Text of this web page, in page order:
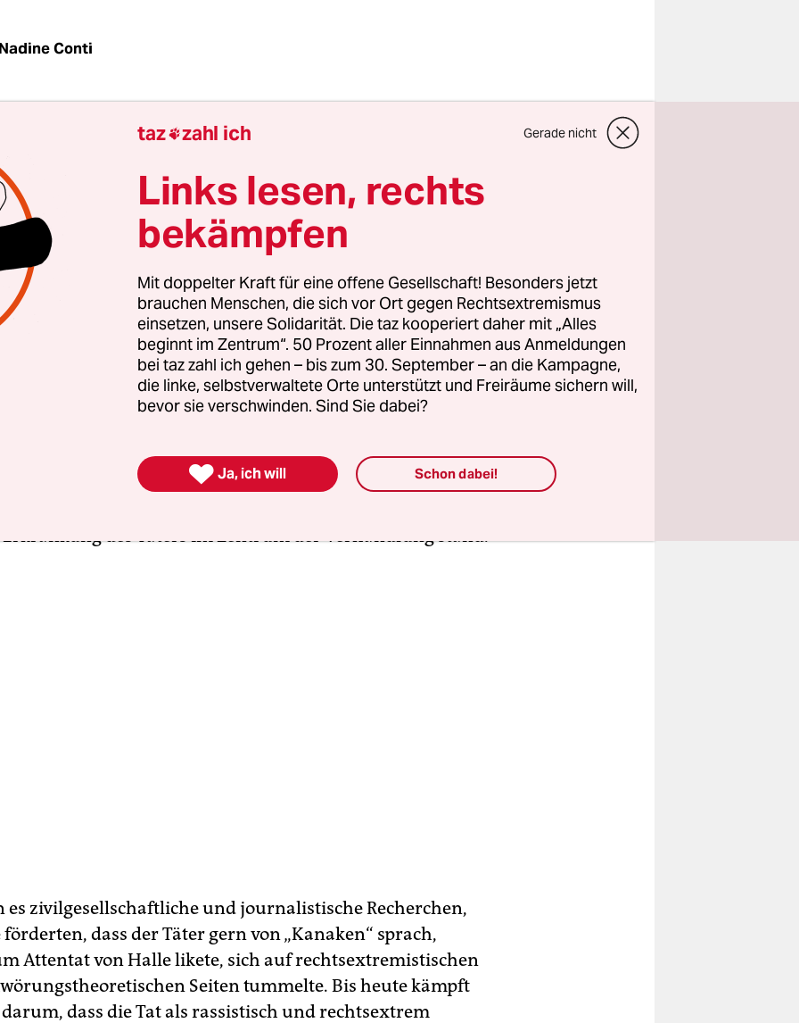
Nadine Conti
Sie endlich, dass das ein Nazi war!“, fordert Kochar Khidir
auf. Gemeint ist der Mann, der vor drei Jahren
Sohn
Arkan Hussein Khalaf
in der Celler Innenstadt
„Wenn mein Sohn blonde Haare gehabt hätte, würde er
waren 15 andere Leute an dieser Fußgängerampel, die
hat. Da war der Taxifahrer, mit dem er vor der Tat
herum gefahren ist. Bei keinem von denen hat er das
der Tasche gezogen. Nur bei meinem Sohn. Obwohl die sich
längst verurteilt und auf unbestimmte Zeit in die
eingewiesen, doch für die Familie ist es damit nicht getan.
des Täters keine Rolle spielen sollte – als die Polizei schon
Tat verlauten ließ, es gäbe keine Hinweise auf ein
Erkrankung des Täters im Zentrum der Verhandlung stand.
es zivilgesellschaftliche und journalistische Recherchen,
förderten, dass der Täter gern von „Kanaken“ sprach,
Attentat von Halle likete, sich auf rechtsextremistischen
Seiten tummelte. Bis heute kämpft
dass die Tat als rassistisch und rechtsextrem
taz zahl ich Gerade nicht
Links lesen, rechts
bekämpfen
Mit doppelter Kraft für eine offene Gesellschaft! Besonders jetzt
brauchen Menschen, die sich vor Ort gegen Rechtsextremismus
einsetzen, unsere Solidarität. Die taz kooperiert daher mit „Alles
beginnt im Zentrum“. 50 Prozent aller Einnahmen aus Anmeldungen
bei taz zahl ich gehen – bis zum 30. September – an die Kampagne,
die linke, selbstverwaltete Orte unterstützt und Freiräume sichern will,
bevor sie verschwinden. Sind Sie dabei?
 Ja, ich will Schon dabei!